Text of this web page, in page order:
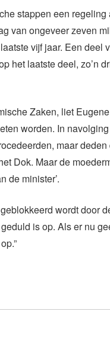
stappen een
van ongeveer zeven
vijf jaar. Een deel
het laatste deel, zo’n
Zaken, liet
worden. In
maar
Dok. Maar de
de minister’.
wordt door
is op. Als er nu